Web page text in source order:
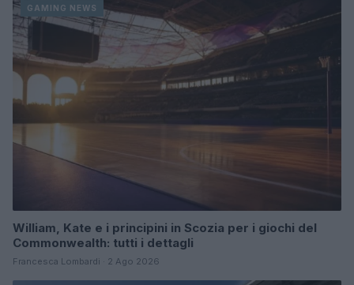
GAMING NEWS
William, Kate e i principini in Scozia per i giochi del
Commonwealth: tutti i dettagli
Francesca Lombardi · 2 Ago 2026